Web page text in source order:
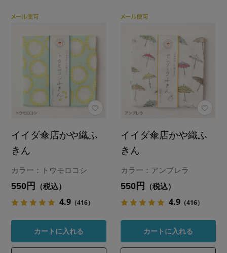
イイダ傘店かや織ふ
きん
カラー：トウモロコシ
550円 （税込）
4.9 （416）
カートに入れる
イイダ傘店かや織ふ
きん
カラー：アンブレラ
550円 （税込）
4.9 （416）
カートに入れる